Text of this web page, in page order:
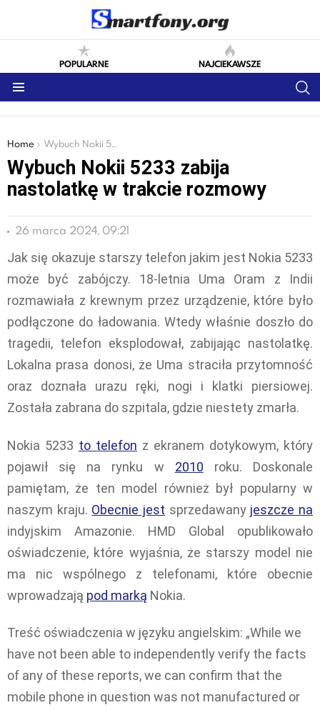
POPULARNE NAJCIEKAWSZE
You are here:
Home Wybuch Nokii 5233 zabija nastolatkę w trakcie rozmowy
Wybuch Nokii 5233 zabija
nastolatkę w trakcie rozmowy
26 marca 2024, 09:21
Jak się okazuje starszy telefon jakim jest Nokia 5233
może być zabójczy. 18-letnia Uma Oram z Indii
rozmawiała z krewnym przez urządzenie, które było
podłączone do ładowania. Wtedy właśnie doszło do
tragedii, telefon eksplodował, zabijając nastolatkę.
Lokalna prasa donosi, że Uma straciła przytomność
oraz doznała urazu ręki, nogi i klatki piersiowej.
Została zabrana do szpitala, gdzie niestety zmarła.
Nokia 5233 to telefon z ekranem dotykowym, który
pojawił się na rynku w 2010 roku. Doskonale
pamiętam, że ten model również był popularny w
naszym kraju. Obecnie jest sprzedawany jeszcze na
indyjskim Amazonie. HMD Global opublikowało
oświadczenie, które wyjaśnia, że starszy model nie
ma nic wspólnego z telefonami, które obecnie
wprowadzają pod marką Nokia.
Treść oświadczenia w języku angielskim: „While we
have not been able to independently verify the facts
of any of these reports, we can confirm that the
mobile phone in question was not manufactured or